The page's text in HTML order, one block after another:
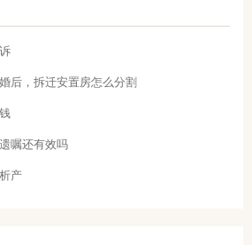
后，拆迁安置房怎么分割
嘱还有效吗
产